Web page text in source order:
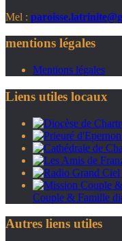
Mel :
mentions légales
Mentions légales
Liens utiles locaux
Couple & Famille
Autres liens utiles